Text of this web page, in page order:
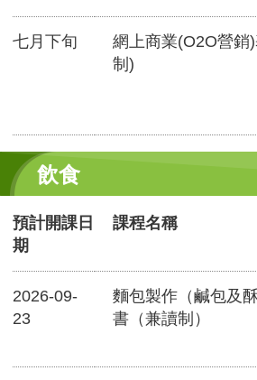
七月下旬
網上商業(O2O營銷
制)
飲食
預計開課日
期
課程名稱
2026-09-
23
麵包製作（鹹包及
書（兼讀制）